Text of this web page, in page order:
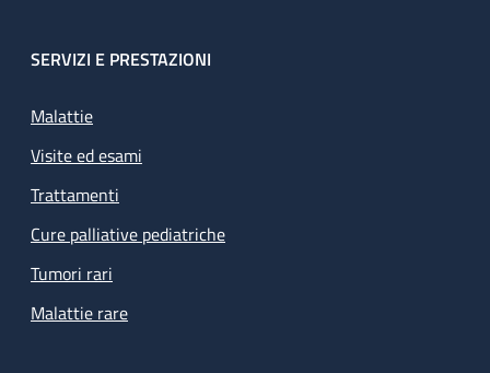
SERVIZI E PRESTAZIONI
Malattie
Visite ed esami
Trattamenti
Cure palliative pediatriche
Tumori rari
Malattie rare